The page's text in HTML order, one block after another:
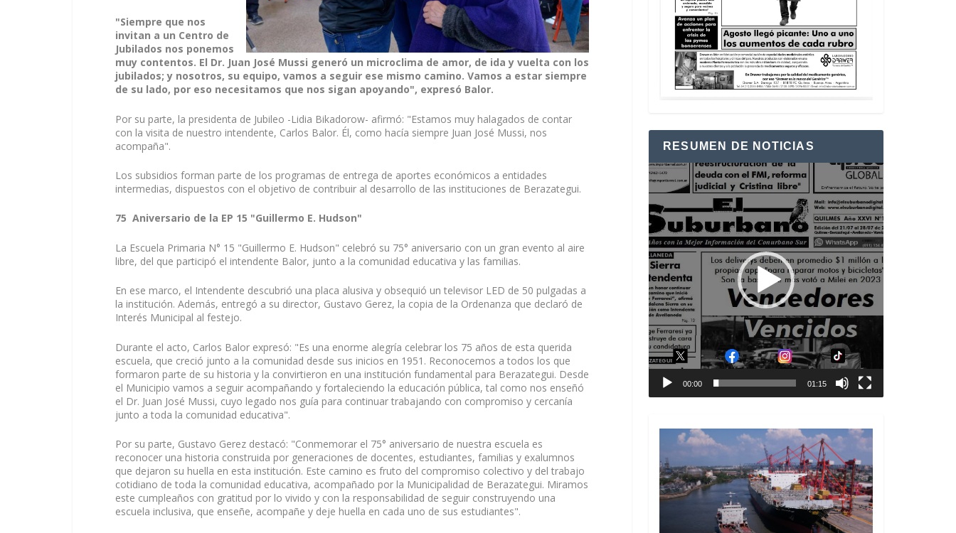
"Siempre que nos
invitan a un Centro de
Jubilados nos ponemos
muy contentos. El Dr. Juan José Mussi generó un microclima de amor, de ida y vuelta con los
jubilados; y nosotros, su equipo, vamos a seguir ese mismo camino. Vamos a estar siempre
de su lado, por eso necesitamos que nos sigan apoyando", expresó Balor.
Por su parte, la presidenta de Jubileo -Lidia Bikadorow- afirmó: "Estamos muy halagados de contar
con la visita de nuestro intendente, Carlos Balor. Él, como hacía siempre Juan José Mussi, nos
acompaña".
Los subsidios forman parte de los programas de entrega de aportes económicos a entidades
intermedias, dispuestos con el objetivo de contribuir al desarrollo de las instituciones de Berazategui.
75 Aniversario de la EP 15 "Guillermo E. Hudson"
La Escuela Primaria N° 15 "Guillermo E. Hudson" celebró su 75° aniversario con un gran evento al aire
libre, del que participó el intendente Balor, junto a la comunidad educativa y las familias.
En ese marco, el Intendente descubrió una placa alusiva y obsequió un televisor LED de 50 pulgadas a
la institución. Además, entregó a su director, Gustavo Gerez, la copia de la Ordenanza que declaró de
Interés Municipal al festejo.
Durante el acto, Carlos Balor expresó: "Es una enorme alegría celebrar los 75 años de esta querida
escuela, que creció junto a la comunidad desde sus inicios en 1951. Reconocemos a todos los que
formaron parte de su historia y la convirtieron en una institución fundamental para Berazategui. Desde
el Municipio vamos a seguir acompañando y fortaleciendo la educación pública, tal como nos enseñó
el Dr. Juan José Mussi, cuyo legado nos guía para continuar trabajando con compromiso y cercanía
junto a toda la comunidad educativa".
Por su parte, Gustavo Gerez destacó: "Conmemorar el 75° aniversario de nuestra escuela es
reconocer una historia construida por generaciones de docentes, estudiantes, familias y exalumnos
que dejaron su huella en esta institución. Este camino es fruto del compromiso colectivo y del trabajo
cotidiano de toda la comunidad educativa, acompañado por la Municipalidad de Berazategui. Miramos
este cumpleaños con gratitud por lo vivido y con la responsabilidad de seguir construyendo una
escuela inclusiva, que enseñe, acompañe y deje huella en cada uno de sus estudiantes".
RESUMEN DE NOTICIAS
Reproductor
de
vídeo
00:00 01:15